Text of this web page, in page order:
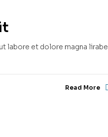
labore et dolore magna lirabe
Read More